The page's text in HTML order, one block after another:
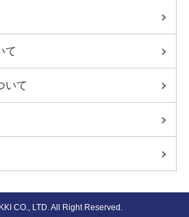
て
いて
CO., LTD. All Right Reserved.